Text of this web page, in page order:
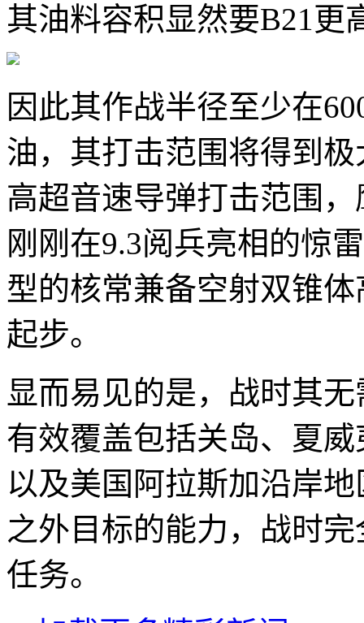
其油料容积显然要B21更
因此其作战半径至少在
油，其打击范围将得到
高超音速导弹打击范围
刚刚在9.3阅兵亮相的惊
型的核常兼备空射双锥
起步。
显而易见的是，战时其
有效覆盖包括关岛、夏
以及美国阿拉斯加沿岸
之外目标的能力，战时
任务。